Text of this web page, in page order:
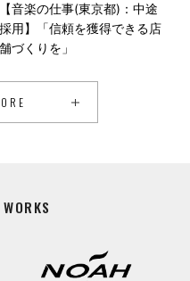
【音楽の仕事(東京都)：中途
採用】「信頼を獲得できる店
舗づくりを」